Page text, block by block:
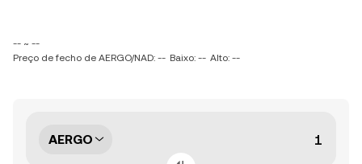
-- ~ --
Preço de fecho de AERGO/NAD: -- Baixo: -- Alto: --
AERGO